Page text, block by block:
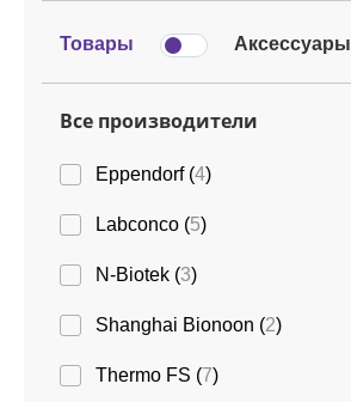
Товары Аксессуары
Все производители
Eppendorf (4)
Labconco (5)
N-Biotek (3)
Shanghai Bionoon (2)
Thermo FS (7)